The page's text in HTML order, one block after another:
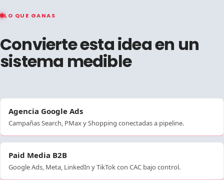
LO QUE GANAS
Convierte esta idea en un
sistema medible
Agencia Google Ads
Campañas Search, PMax y Shopping conectadas a pipeline.
Paid Media B2B
Google Ads, Meta, LinkedIn y TikTok con CAC bajo control.